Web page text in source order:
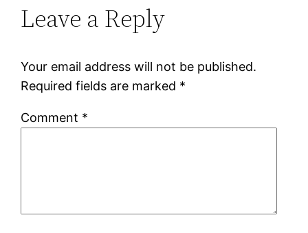
Leave a Reply
Your email address will not be published.
Required fields are marked *
Comment *